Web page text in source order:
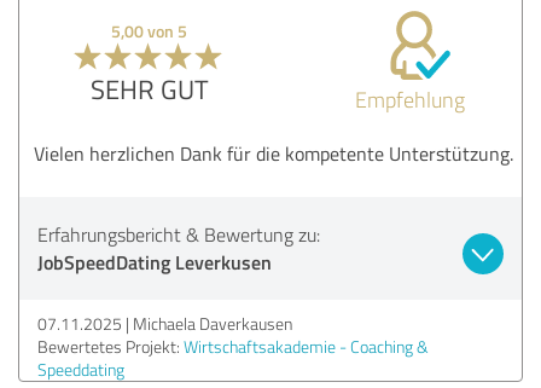
5,00 von 5
SEHR GUT Empfehlung
Vielen herzlichen Dank für die kompetente Unterstützung.
Erfahrungsbericht & Bewertung zu:
JobSpeedDating Leverkusen
07.11.2025 Michaela Daverkausen
Bewertetes Projekt: Wirtschaftsakademie - Coaching &
Speeddating